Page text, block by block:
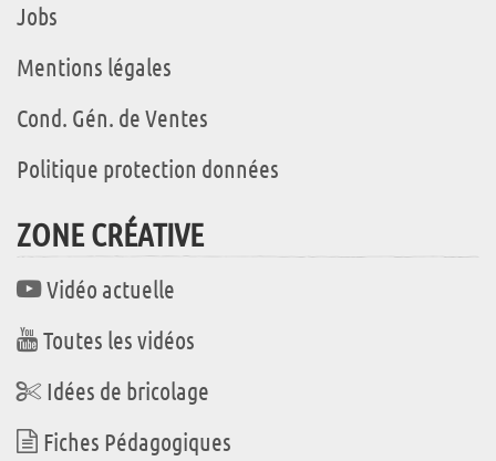
Jobs
Mentions légales
Cond. Gén. de Ventes
Politique protection données
ZONE CRÉATIVE
Vidéo actuelle
Toutes les vidéos
Idées de bricolage
Fiches Pédagogiques